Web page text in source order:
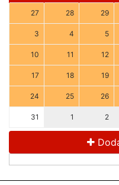
27 28 29
3 4 5
10 11 12
17 18 19
24 25 26
31 1 2